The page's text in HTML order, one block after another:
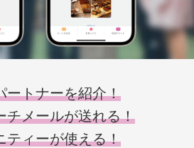
ートナーを紹介！
チメールが送れる！
ティーが使える！